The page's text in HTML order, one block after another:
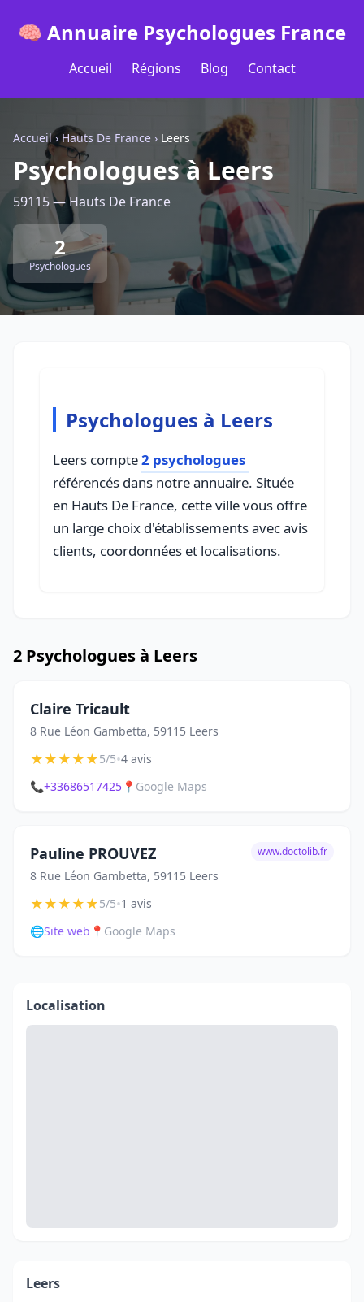
🧠 Annuaire Psychologues France
Accueil Régions Blog Contact
Accueil› Hauts De France › Leers
Psychologues à Leers
59115 — Hauts De France
2
Psychologues
Psychologues à Leers
Leers compte2 psychologues
référencés dans notre annuaire. Située
en Hauts De France, cette ville vous offre
un large choix d'établissements avec avis
clients, coordonnées et localisations.
2 Psychologues à Leers
Claire Tricault
8 Rue Léon Gambetta, 59115 Leers
★★★★★5/5•4 avis
📞+33686517425 📍 Google Maps
Pauline PROUVEZ
8 Rue Léon Gambetta, 59115 Leers
www.doctolib.fr
★★★★★5/5•1 avis
🌐Site web 📍 Google Maps
Localisation
Leers